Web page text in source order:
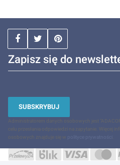
Zapisz się do
SUBSKRYBUJ
Administratorem danych osobowych jest
celu przesłania odpowiedzi na zapytanie. Więcej
osobowych znajduje się w